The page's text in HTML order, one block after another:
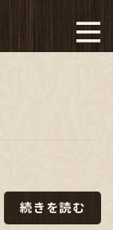
続きを読む